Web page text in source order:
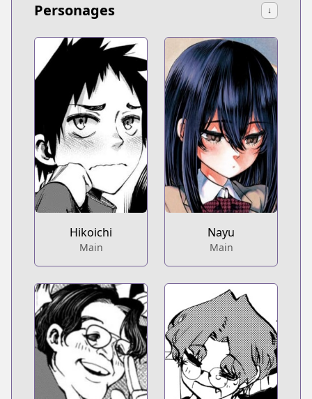
Personages ↓
Hikoichi
Main
Nayu
Main